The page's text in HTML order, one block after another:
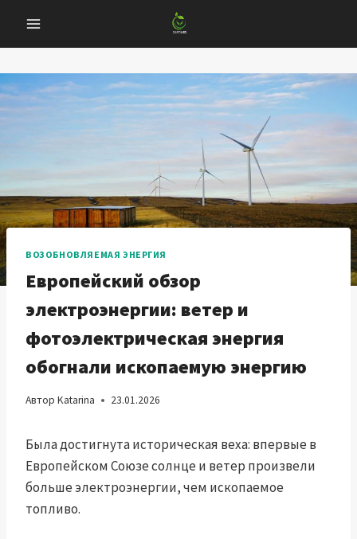
содержанию
ВОЗОБНОВЛЯЕМАЯ ЭНЕРГИЯ
Европейский обзор
электроэнергии: ветер и
фотоэлектрическая энергия
обогнали ископаемую энергию
Автор Katarina 23.01.2026
Была достигнута историческая веха: впервые в
Европейском Союзе солнце и ветер произвели
больше электроэнергии, чем ископаемое
топливо.